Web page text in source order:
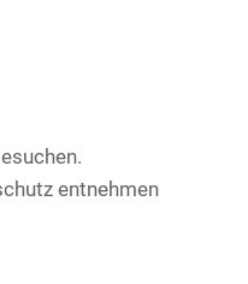
entnehmen